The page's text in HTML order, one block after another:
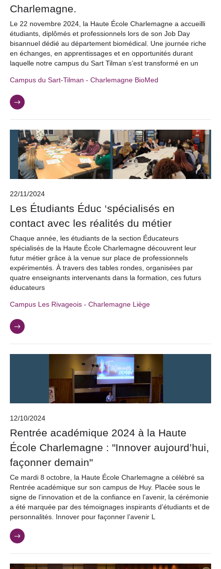
Charlemagne.
Le 22 novembre 2024, la Haute École Charlemagne a accueilli
étudiants, diplômés et professionnels lors de son Job Day
bisannuel dédié au département biomédical. Une journée riche
en échanges, en apprentissages et en opportunités durant
laquelle notre campus du Sart Tilman s’est transformé en un
Campus du Sart-Tilman - Charlemagne BioMed
22/11/2024
Les Étudiants Éduc ‘spécialisés en
contact avec les réalités du métier
Chaque année, les étudiants de la section Éducateurs
spécialisés de la Haute École Charlemagne découvrent leur
futur métier grâce à la venue sur place de professionnels
expérimentés. À travers des tables rondes, organisées par
quatre enseignants intervenants dans la formation, ces futurs
éducateurs
Campus Les Rivageois - Charlemagne Liège
12/10/2024
Rentrée académique 2024 à la Haute
École Charlemagne : "Innover aujourd’hui,
façonner demain"
Ce mardi 8 octobre, la Haute École Charlemagne a célébré sa
Rentrée académique sur son campus de Huy. Placée sous le
signe de l’innovation et de la confiance en l’avenir, la cérémonie
a été marquée par des témoignages inspirants d’étudiants et de
personnalités. Innover pour façonner l’avenir L